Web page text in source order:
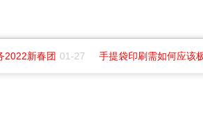
2022新春团 01-27 手提袋印刷需如何应该极